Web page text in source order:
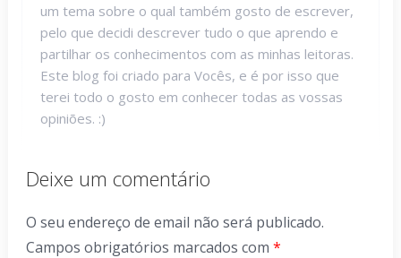
um tema sobre o qual também gosto de escrever,
pelo que decidi descrever tudo o que aprendo e
partilhar os conhecimentos com as minhas leitoras.
Este blog foi criado para Vocês, e é por isso que
terei todo o gosto em conhecer todas as vossas
opiniões. :)
Deixe um comentário
O seu endereço de email não será publicado.
Campos obrigatórios marcados com *